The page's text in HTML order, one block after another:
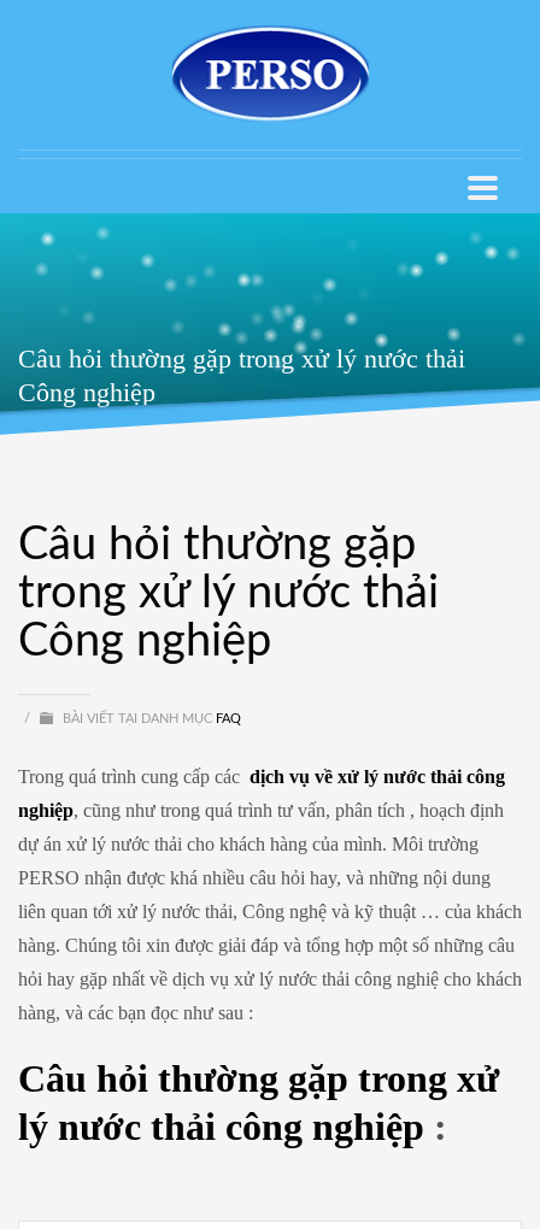
Câu hỏi thường gặp trong xử lý nước thải
Công nghiệp
Câu hỏi thường gặp
trong xử lý nước thải
Công nghiệp
/ BÀI VIẾT TẠI DANH MỤC FAQ
Trong quá trình cung cấp các dịch vụ về xử lý nước thải công
nghiệp, cũng như trong quá trình tư vấn, phân tích , hoạch định
dự án xử lý nước thải cho khách hàng của mình. Môi trường
PERSO nhận được khá nhiều câu hỏi hay, và những nội dung
liên quan tới xử lý nước thải, Công nghệ và kỹ thuật … của khách
hàng. Chúng tôi xin được giải đáp và tổng hợp một số những câu
hỏi hay gặp nhất về dịch vụ xử lý nước thải công nghiệ cho khách
hàng, và các bạn đọc như sau :
Câu hỏi thường gặp trong xử
lý nước thải công nghiệp :